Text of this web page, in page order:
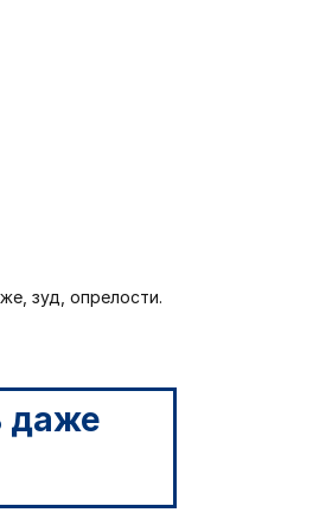
зуд, опрелости.